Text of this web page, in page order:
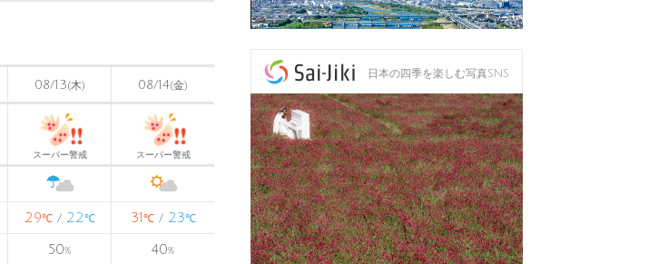
08/13(木) 08/14(金)
スーパー警戒 スーパー警戒
29℃/ 22℃ 31 ℃/ 23℃
50% 40%
日本の四季を楽しむ写真SNS